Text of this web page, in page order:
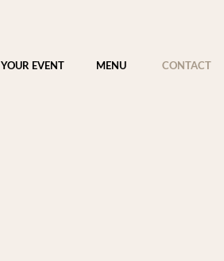
YOUR EVENT MENU CONTACT